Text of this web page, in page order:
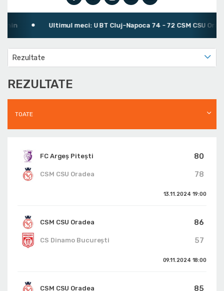
Ultimul meci: U BT Cluj-Napoca 74 - 72 CSM CSU Oradea
Rezultate
REZULTATE
TOATE
FC Argeș Pitești
80
78
CSM CSU Oradea
13.11.2024 19:00
CSM CSU Oradea
86
57
CS Dinamo Bucureşti
09.11.2024 18:00
CSM CSU Oradea
85